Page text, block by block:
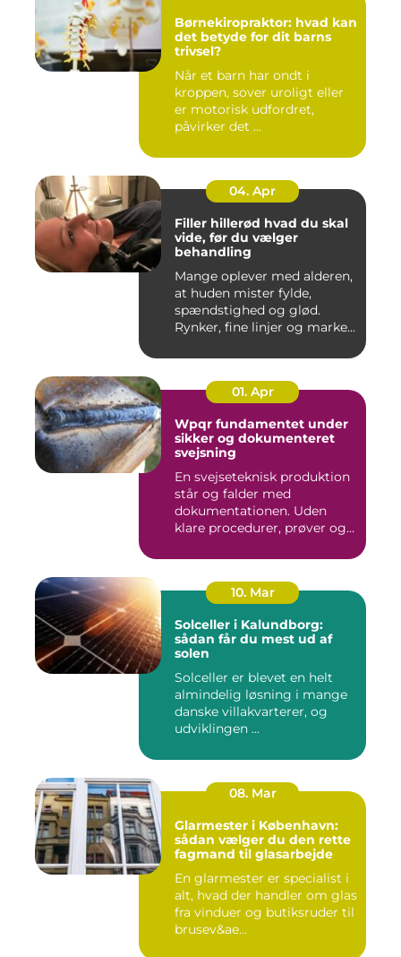
Børnekiropraktor: hvad kan
det betyde for dit barns
trivsel?
Når et barn har ondt i
kroppen, sover uroligt eller
er motorisk udfordret,
påvirker det ...
04. Apr
Filler hillerød hvad du skal
vide, før du vælger
behandling
Mange oplever med alderen,
at huden mister fylde,
spændstighed og glød.
Rynker, fine linjer og marke...
01. Apr
Wpqr fundamentet under
sikker og dokumenteret
svejsning
En svejseteknisk produktion
står og falder med
dokumentationen. Uden
klare procedurer, prøver og
10. Mar
Solceller i Kalundborg:
sådan får du mest ud af
solen
Solceller er blevet en helt
almindelig løsning i mange
danske villakvarterer, og
udviklingen ...
08. Mar
Glarmester i København:
sådan vælger du den rette
fagmand til glasarbejde
En glarmester er specialist i
alt, hvad der handler om glas
fra vinduer og butiksruder til
brusev&ae...